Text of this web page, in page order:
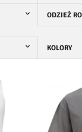
ODZIEŻ
KOLORY